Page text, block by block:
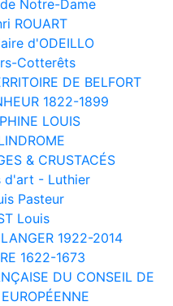
Notre-Dame
ROUART
d'ODEILLO
Cotterêts
DE BELFORT
1822-1899
LOUIS
& CRUSTACÉS
d'art - Luthier
Pasteur
Louis
1922-2014
1622-1673
DU CONSEIL DE